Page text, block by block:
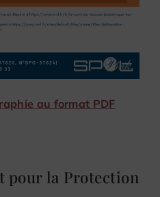
au format PDF
pour la Protection